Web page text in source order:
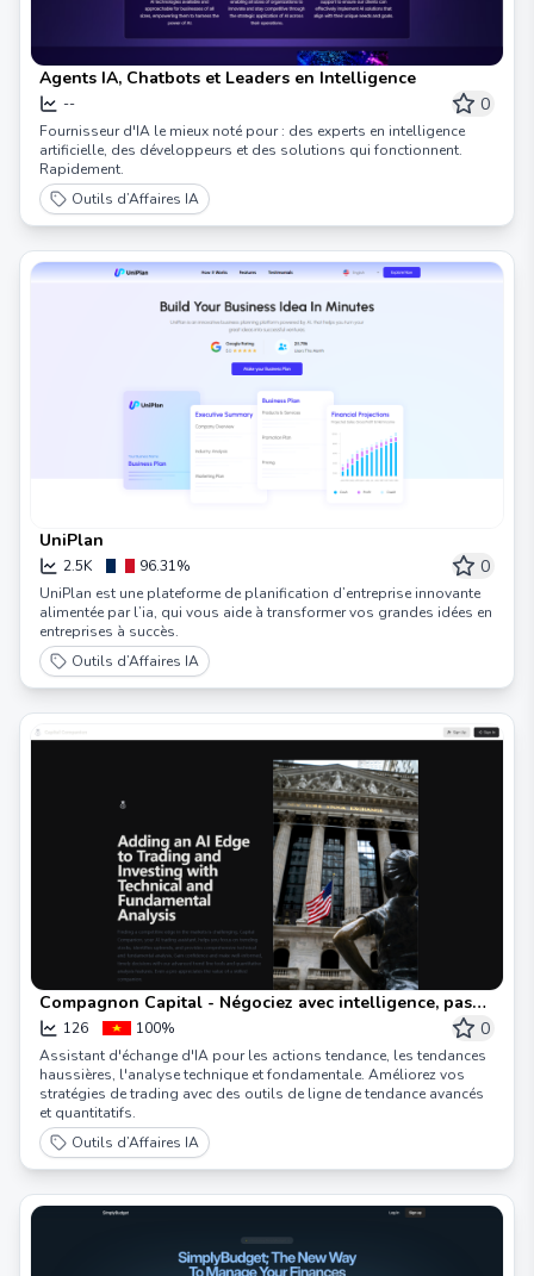
Agents IA, Chatbots et Leaders en Intelligence
-- 0
Fournisseur d'IA le mieux noté pour : des experts en intelligence
artificielle, des développeurs et des solutions qui fonctionnent.
Rapidement.
Outils d’Affaires IA
UniPlan
2.5K 96.31% 0
UniPlan est une plateforme de planification d’entreprise innovante
alimentée par l’ia, qui vous aide à transformer vos grandes idées en
entreprises à succès.
Outils d’Affaires IA
Compagnon Capital - Négociez avec intelligence, pas
avec force
126 100% 0
Assistant d'échange d'IA pour les actions tendance, les tendances
haussières, l'analyse technique et fondamentale. Améliorez vos
stratégies de trading avec des outils de ligne de tendance avancés
et quantitatifs.
Outils d’Affaires IA